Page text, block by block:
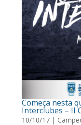
Começa nesta
Interclubes – II
10/10/17|